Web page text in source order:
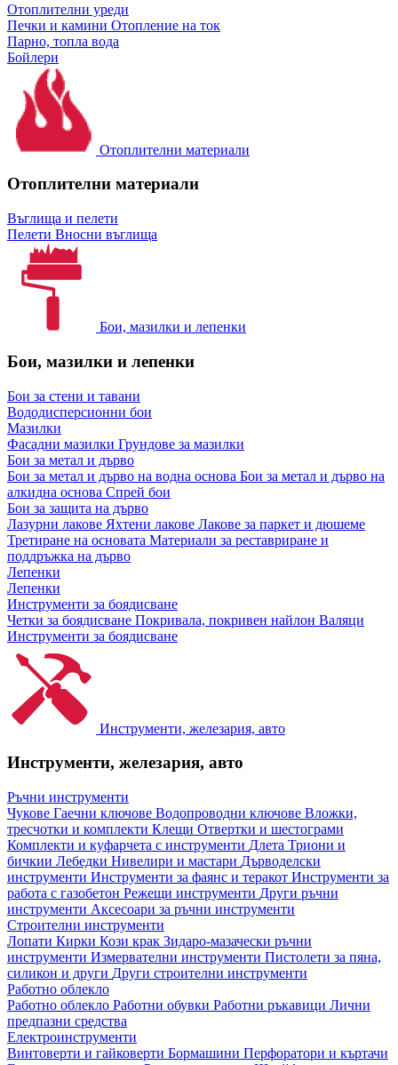
Отоплителни уреди
Печки и камини Отопление на ток
Парно, топла вода
Бойлери
Отоплителни материали
Отоплителни материали
Въглища и пелети
Пелети Вносни въглища
Бои, мазилки и лепенки
Бои, мазилки и лепенки
Бои за стени и тавани
Вододисперсионни бои
Мазилки
Фасадни мазилки Грундове за мазилки
Бои за метал и дърво
Бои за метал и дърво на водна основа Бои за метал и дърво на
алкидна основа Спрей бои
Бои за защита на дърво
Лазурни лакове Яхтени лакове Лакове за паркет и дюшеме
Третиране на основата Материали за реставриране и
поддръжка на дърво
Лепенки
Лепенки
Инструменти за боядисване
Четки за боядисване Покривала, покривен найлон Валяци
Инструменти за боядисване
Инструменти, железария, авто
Инструменти, железария, авто
Ръчни инструменти
Чукове Гаечни ключове Водопроводни ключове Вложки,
тресчотки и комплекти Клещи Отвертки и шестограми
Комплекти и куфарчета с инструменти Длета Триони и
бичкии Лебедки Нивелири и мастари Дърводелски
инструменти Инструменти за фаянс и теракот Инструменти за
работа с газобетон Режещи инструменти Други ръчни
инструменти Аксесоари за ръчни инструменти
Строителни инструменти
Лопати Кирки Кози крак Зидаро-мазачески ръчни
инструменти Измервателни инструменти Пистолети за пяна,
силикон и други Други строителни инструменти
Работно облекло
Работно облекло Работни обувки Работни ръкавици Лични
предпазни средства
Електроинструменти
Винтоверти и гайковерти Бормашини Перфоратори и къртачи